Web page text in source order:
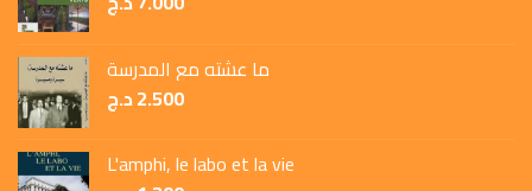
ما عشته مع المدرسة
2.500د.ج
L'amphi, le labo et la vie